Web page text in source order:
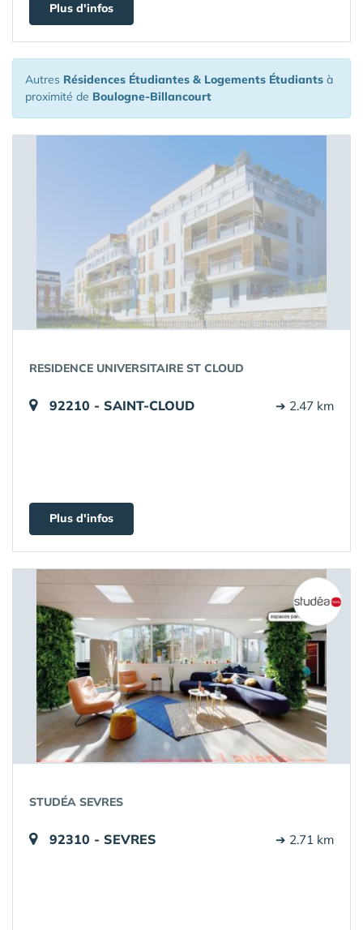
Plus d'infos
Autres Résidences Étudiantes & Logements Étudiants à
proximité de Boulogne-Billancourt
RESIDENCE UNIVERSITAIRE ST CLOUD
92210 - SAINT-CLOUD ➔ 2.47 km
Plus d'infos
STUDÉA SEVRES
92310 - SEVRES ➔ 2.71 km